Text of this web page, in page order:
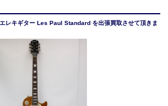
レキギター Les Paul Standard を出張買取させて頂きま